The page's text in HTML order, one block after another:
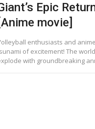
Epic
movie]
enthusiasts and
of excitement! The
with groundbreaking